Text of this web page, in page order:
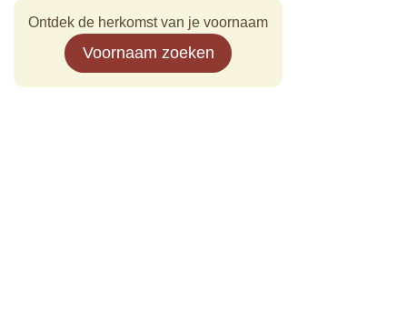
Ontdek de herkomst van je voornaam
Voornaam zoeken